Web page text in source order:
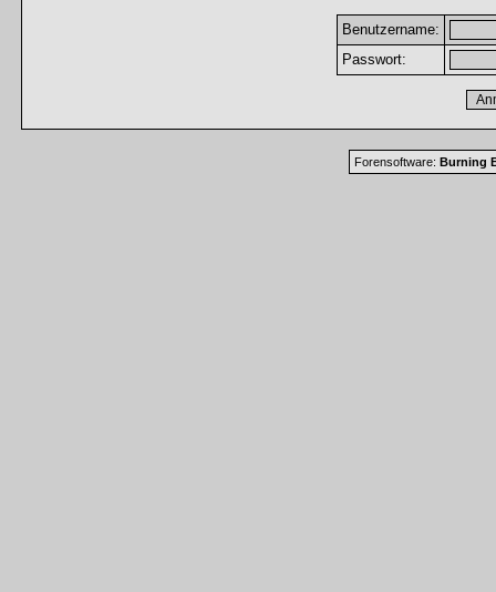
Benutzername:
Passwort:
Forensoftware: Burning